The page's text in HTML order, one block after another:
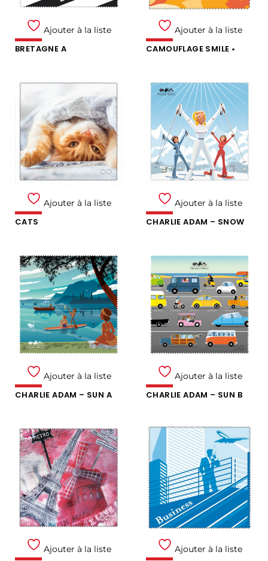
Ajouter à la liste
BRETAGNE A
Ajouter à la liste
CAMOUFLAGE SMILE •
Ajouter à la liste
CATS
Ajouter à la liste
CHARLIE ADAM – SNOW
Ajouter à la liste
CHARLIE ADAM – SUN A
Ajouter à la liste
CHARLIE ADAM – SUN B
Ajouter à la liste Ajouter à la liste